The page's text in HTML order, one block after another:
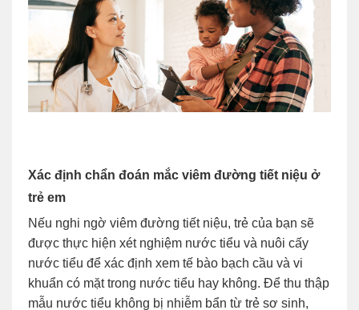
Xác định chẩn đoán mắc viêm đường tiết niệu ở
trẻ em
Nếu nghi ngờ viêm đường tiết niệu, trẻ của bạn sẽ
được thực hiện xét nghiệm nước tiểu và nuôi cấy
nước tiểu để xác định xem tế bào bạch cầu và vi
khuẩn có mặt trong nước tiểu hay không. Để thu thập
mẫu nước tiểu không bị nhiễm bẩn từ trẻ sơ sinh,